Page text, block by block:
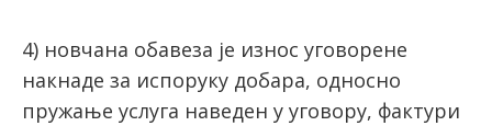
4) новчана обавеза је износ уговорене
накнаде за испоруку добара, односно
пружање услуга наведен у уговору, фактури